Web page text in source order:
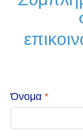
Όνομα *